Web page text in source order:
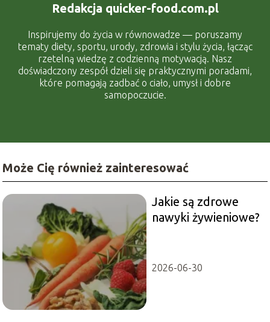
Redakcja quicker-food.com.pl
Inspirujemy do życia w równowadze — poruszamy
tematy diety, sportu, urody, zdrowia i stylu życia, łącząc
rzetelną wiedzę z codzienną motywacją. Nasz
doświadczony zespół dzieli się praktycznymi poradami,
które pomagają zadbać o ciało, umysł i dobre
samopoczucie.
Może Cię również zainteresować
Jakie są zdrowe
nawyki żywieniowe?
2026-06-30